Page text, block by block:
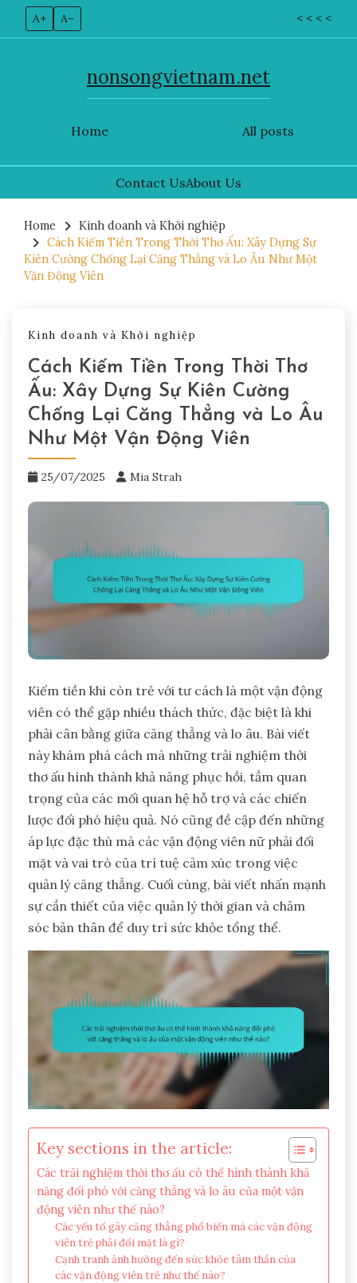
A+ A– < < < <
Home
nonsongvietnam.net
All posts
Contact UsAbout Us
content
Home
Kinh doanh và Khởi nghiệp
Cách Kiếm Tiền Trong Thời Thơ Ấu: Xây Dựng Sự
Kiên Cường Chống Lại Căng Thẳng và Lo Âu Như Một
Vận Động Viên
Kinh doanh và Khởi nghiệp
Cách Kiếm Tiền Trong Thời Thơ
Ấu: Xây Dựng Sự Kiên Cường
Chống Lại Căng Thẳng và Lo Âu
Như Một Vận Động Viên
25/07/2025 Mia Strah
Kiếm tiền khi còn trẻ với tư cách là một vận động
viên có thể gặp nhiều thách thức, đặc biệt là khi
phải cân bằng giữa căng thẳng và lo âu. Bài viết
này khám phá cách mà những trải nghiệm thời
thơ ấu hình thành khả năng phục hồi, tầm quan
trọng của các mối quan hệ hỗ trợ và các chiến
lược đối phó hiệu quả. Nó cũng đề cập đến những
áp lực đặc thù mà các vận động viên nữ phải đối
mặt và vai trò của trí tuệ cảm xúc trong việc
quản lý căng thẳng. Cuối cùng, bài viết nhấn mạnh
sự cần thiết của việc quản lý thời gian và chăm
sóc bản thân để duy trì sức khỏe tổng thể.
Key sections in the article:
Các trải nghiệm thời thơ ấu có thể hình thành khả
năng đối phó với căng thẳng và lo âu của một vận
động viên như thế nào?
Các yếu tố gây căng thẳng phổ biến mà các vận động
viên trẻ phải đối mặt là gì?
Cạnh tranh ảnh hưởng đến sức khỏe tâm thần của
các vận động viên trẻ như thế nào?